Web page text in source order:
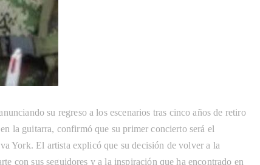
su regreso a los escenarios tras cinco años de retiro
la guitarra, confirmó que su primer concierto será el
York. El artista explicó que su decisión de volver a la
con sus seguidores y a la inspiración que ha encontrado en